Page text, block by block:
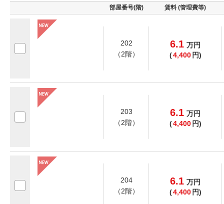
部屋番号(階) 賃料 (管理費等)
202
（2階）
6.1 万円
(4,400 円)
203
（2階）
6.1 万円
(4,400 円)
204
（2階）
6.1 万円
(4,400 円)